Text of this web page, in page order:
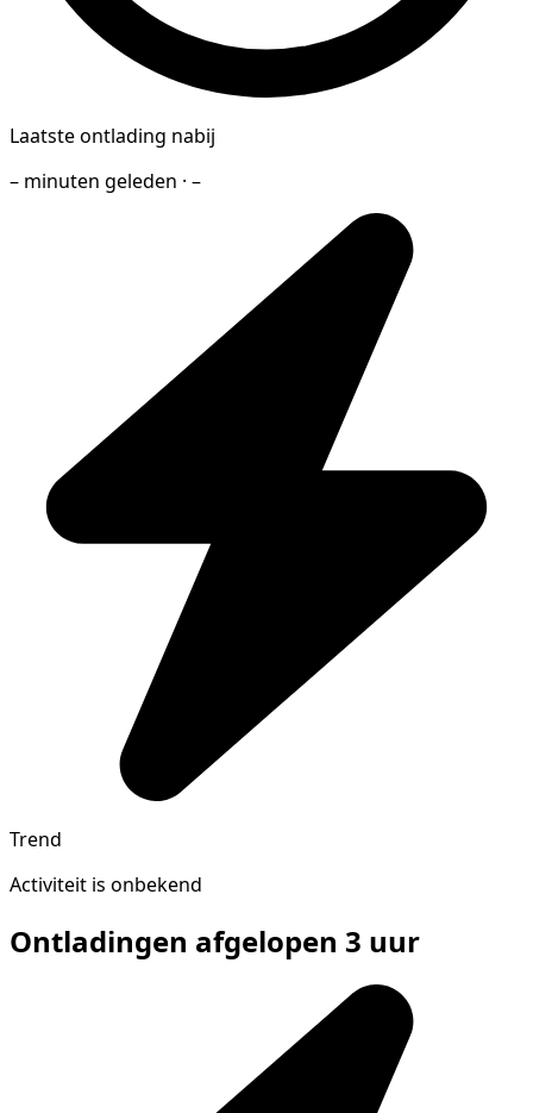
Laatste ontlading nabij
– minuten geleden · –
Trend
Activiteit is onbekend
Ontladingen afgelopen 3 uur